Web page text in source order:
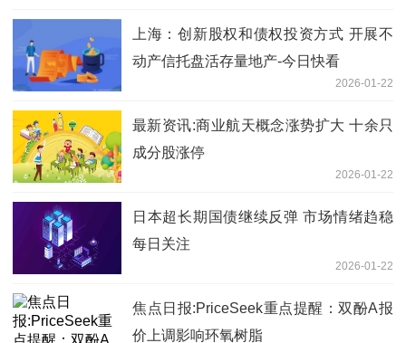
上海：创新股权和债权投资方式 开展不
动产信托盘活存量地产-今日快看
2026-01-22
最新资讯:商业航天概念涨势扩大 十余只
成分股涨停
2026-01-22
日本超长期国债继续反弹 市场情绪趋稳
每日关注
2026-01-22
焦点日报:PriceSeek重点提醒：双酚A报
价上调影响环氧树脂